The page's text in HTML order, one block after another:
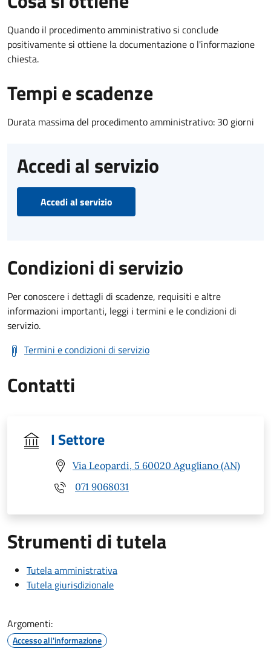
Quando il procedimento amministrativo si conclude
positivamente si ottiene la documentazione o l'informazione
chiesta.
Tempi e scadenze
Durata massima del procedimento amministrativo: 30 giorni
Accedi al servizio
Accedi al servizio
Condizioni di servizio
Per conoscere i dettagli di scadenze, requisiti e altre
informazioni importanti, leggi i termini e le condizioni di
servizio.
Termini e condizioni di servizio
Contatti
I Settore
Via Leopardi, 5 60020 Agugliano (AN)
071 9068031
Strumenti di tutela
Tutela amministrativa
Tutela giurisdizionale
Argomenti:
Accesso all'informazione